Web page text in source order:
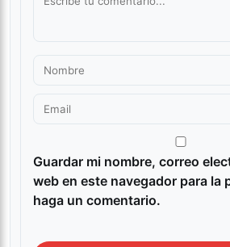
Guardar mi nombre, correo
web en este navegador para la
haga un comentario.